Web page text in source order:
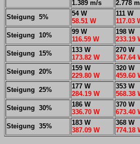
1.389 m/s 2.778
Steigung 5%
54 W
58.51 W
111 W
117.03
Steigung 10%
99 W
116.59 W
198 W
233.19
Steigung 15%
133 W
173.82 W
270 W
347.64
Steigung 20%
159 W
229.80 W
320 W
459.60
Steigung 25%
177 W
284.19 W
353 W
568.38
Steigung 30%
186 W
336.70 W
370 W
673.40
Steigung 35%
183 W
387.09 W
368 W
774.18